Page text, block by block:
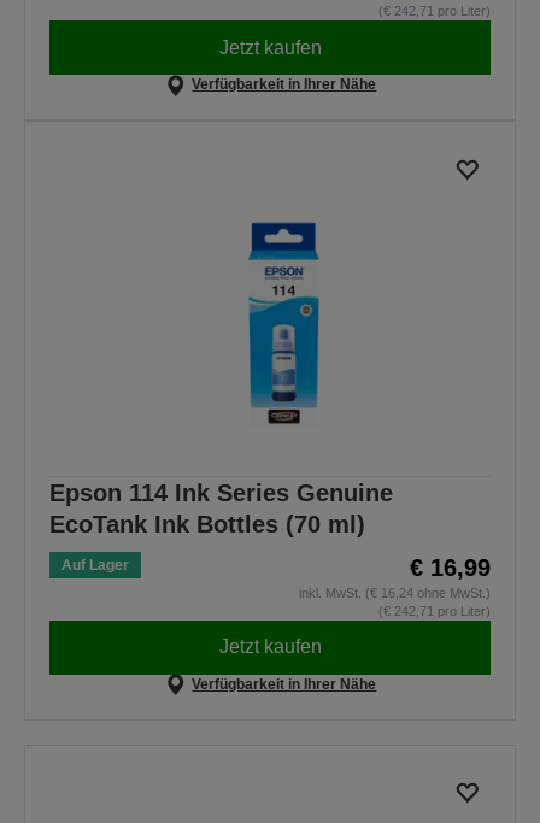
(€ 242,71 pro Liter)
Jetzt kaufen
Verfügbarkeit in Ihrer Nähe
Epson 114 Ink Series Genuine
EcoTank Ink Bottles (70 ml)
Auf Lager € 16,99
inkl. MwSt. (€ 16,24 ohne MwSt.)
(€ 242,71 pro Liter)
Jetzt kaufen
Verfügbarkeit in Ihrer Nähe